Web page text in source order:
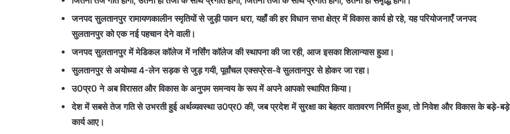
जनपद सुलतानपुर रामायणकालीन स्मृतियों से जुड़ी पावन धरा, यहाँ की हर विधान सभा क्षेत्र में विकास कार्य हो रहे, यह परियोजनाएँ जनपद
सुलतानपुर को एक नई पहचान देने वाली।
जनपद सुलतानपुर में मेडिकल कॉलेज में नर्सिंग कॉलेज की स्थापना की जा रही, आज इसका शिलान्यास हुआ।
सुलतानपुर से अयोध्या 4-लेन सड़क से जुड़ गयी, पूर्वांचल एक्सप्रेस-वे सुलतानपुर से होकर जा रहा।
उ0प्र0 ने अब विरासत और विकास के अनुपम समन्वय के रूप में अपने आपको स्थापित किया।
देश में सबसे तेज गति से उभरती हुई अर्थव्यवस्था उ0प्र0 की, जब प्रदेश में सुरक्षा का बेहतर वातावरण निर्मित हुआ, तो निवेश और विकास के बड़े-बड़े
कार्य आए।